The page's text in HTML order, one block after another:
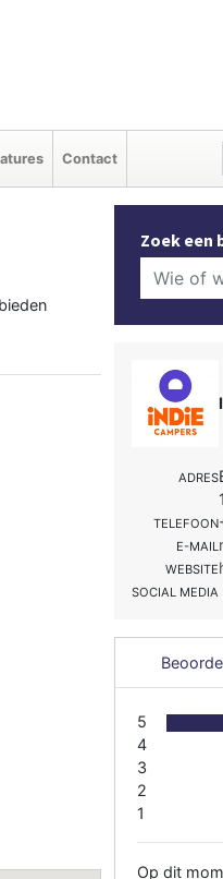
Contact
Zoek een
ADRES
TELEFOON
E-MAIL
WEBSITE
SOCIAL MEDIA
5
4
3
2
1
Op dit